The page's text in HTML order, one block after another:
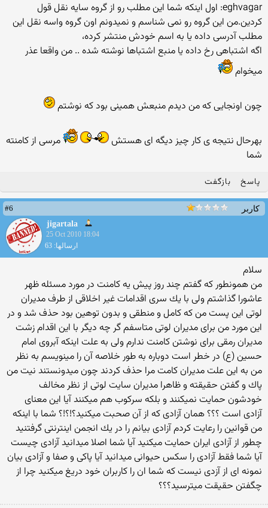
eghvagar: اول اینكه شما این مطلب رو از گروه سایه نقل قول
كردین.من این گروه رو نمی شناسم و نمیدونم اون گروه واسه نقل این
مطلب آدرسی داده یا به اسم خودش منتشر كرده،
اگه اشتباهی رخ داده یا منبع اشتباها نوشته شده .. من واقعا عذر
میخوام
چون اونجایی که من دیدم منبعش همینی بود که نوشتم
بهرحال نتیجه ی کار چیز دیگه ای هستش
مرسی از کامنته
شما
پاسخ بازگفت
کاربر
#6
jigartala
25 Oct 2010 18:04
ارسالها: 63
سلام
من همونطور كه گفتم چند روز پیش یه كامنت در مورد مسئله ظهر
عاشورا گذاشتم ولی با یك سری اقدامات غیر اخلاقی از طرف مدیران
لوتی این پست من كه كامل و منطقی و بدون توهین بود حذف شد و در
این مورد من برای مدیران لوتی متاسفم گر چه دیگر با این اقدام زشت
مدیران رمقی برای نوشتن كامنت ندارم ولی به علت اینكه آبروی امام
حسین (ع) در خطر است دوباره به طور خلاصه آن را مینویسم به نظر
من به این علت مدیران كامت مرا حذف كردند چون میدونستند نیت من
پاك و گفتن حقیقته و ظاهرا مدیران سایت لوتی از نظر مخالف
خودشون حمایت نمیكنند و بلكه سركوب هم میكنند آیا این معنای
آزادی است ؟؟؟ همان آزادی كه از آن صحبت میكنید؟!؟!؟ شما با اینكه
من قوانین را رعایت كردم آزادی بیانم را در یك انجمن اینترنتی گرفتنید
چطور از آزادی ایران حمایت میكنید آیا شما اصلا میدانید آزادی چیست
آیا شما فقط آزادی را سكس حیوانی میدانید آیا پاكی و صفا و آزادی بیان
نمونه ای از آزدی نیست كه شما ان را كاربران خود دریغ میكنید چرا از
چگفتن حقیقت میترسید؟؟؟